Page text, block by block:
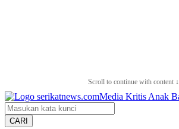
Scroll to continue with content ↓
CARI